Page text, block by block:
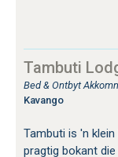
Tambuti
Bed & Ontbyt
Kavango
Tambuti is 'n
pragtig bokant